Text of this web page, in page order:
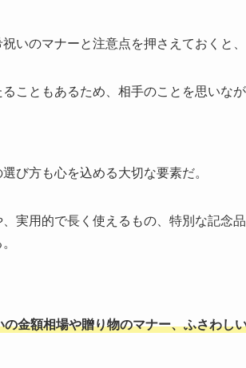
いのマナーと注意点を押さえておくと
こともあるため、相手のことを思いなが
び方も心を込める大切な要素だ。
実用的で長く使えるもの、特別な記念
の金額相場や贈り物のマナー、ふさわし